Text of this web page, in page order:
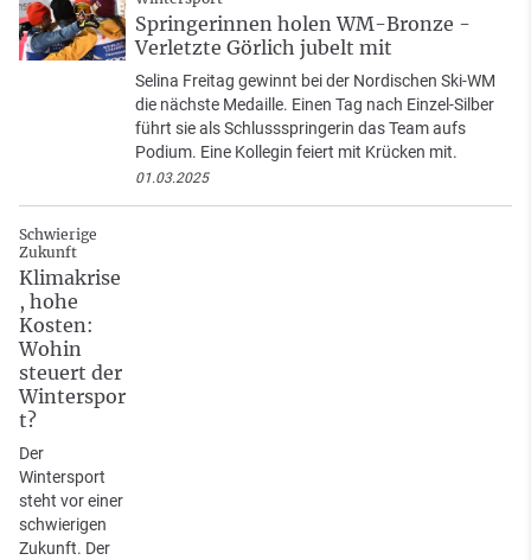
Springerinnen holen WM-Bronze -
Verletzte Görlich jubelt mit
Selina Freitag gewinnt bei der Nordischen Ski-WM
die nächste Medaille. Einen Tag nach Einzel-Silber
führt sie als Schlussspringerin das Team aufs
Podium. Eine Kollegin feiert mit Krücken mit.
01.03.2025
Schwierige
Zukunft
Klimakrise
, hohe
Kosten:
Wohin
steuert der
Winterspor
t?
Der
Wintersport
steht vor einer
schwierigen
Zukunft. Der